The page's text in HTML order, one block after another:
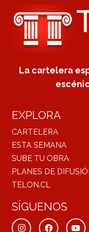
La cartelera
EXPLORA
CARTELERA
ESTA SEMANA
SUBE TU OBRA
PLANES DE
TELON.CL
SÍGUENOS